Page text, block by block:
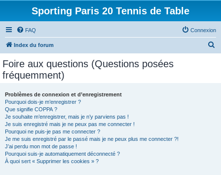
Sporting Paris 20 Tennis de Table
FAQ Connexion
Index du forum
Foire aux questions (Questions posées
fréquemment)
Problèmes de connexion et d’enregistrement
Pourquoi dois-je m’enregistrer ?
Que signifie COPPA ?
Je souhaite m’enregistrer, mais je n’y parviens pas !
Je suis enregistré mais je ne peux pas me connecter !
Pourquoi ne puis-je pas me connecter ?
Je me suis enregistré par le passé mais je ne peux plus me connecter ?!
J’ai perdu mon mot de passe !
Pourquoi suis-je automatiquement déconnecté ?
À quoi sert « Supprimer les cookies » ?